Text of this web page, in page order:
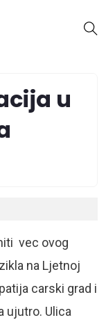
u
vec ovog
na Ljetnoj
carski grad i
ujutro. Ulica